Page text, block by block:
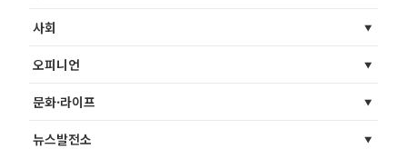
사회
오피니언
문화·라이프
뉴스발전소